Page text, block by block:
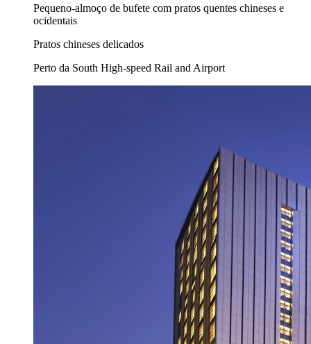
Pequeno-almoço de bufete com pratos quentes chineses e
ocidentais
Pratos chineses delicados
Perto da South High-speed Rail and Airport